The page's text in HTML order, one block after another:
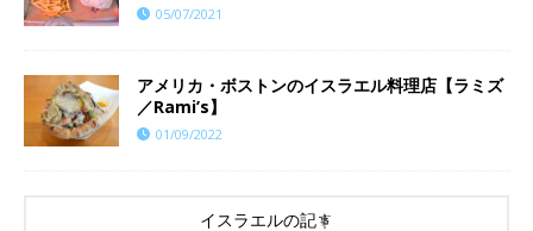
05/07/2021
アメリカ・ボストンのイスラエル料理店【ラミズ
／Rami’s】
01/09/2022
イスラエルの記事